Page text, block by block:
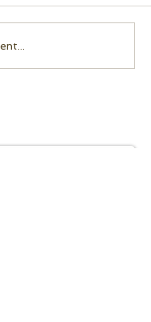
Novembro 2022